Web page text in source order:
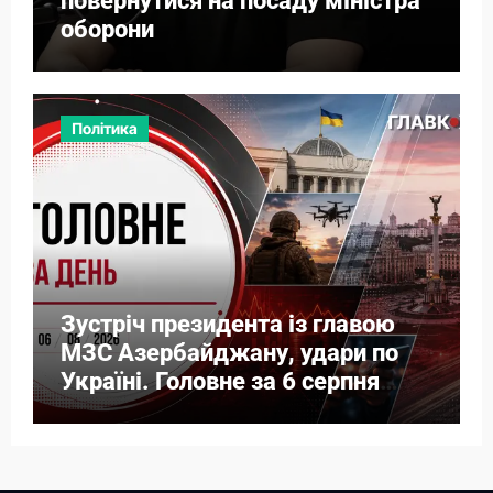
оборони
Політика
Зустріч президента із главою
МЗС Азербайджану, удари по
Україні. Головне за 6 серпня
2026